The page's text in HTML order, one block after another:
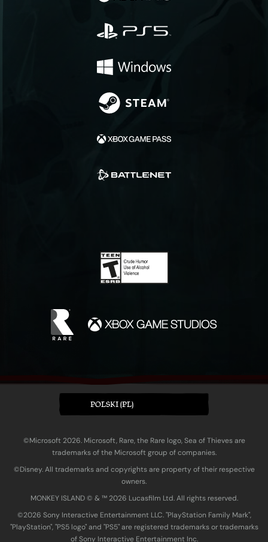
POLSKI (PL)
©Microsoft 2026. Microsoft, Rare, the Rare logo, Sea of Thieves are
trademarks of the Microsoft group of companies.
©Disney. All trademarks and copyrights are property of their respective
owners.
MONKEY ISLAND © & ™ 20‍26 Lucasfilm Ltd. All rights reserved.
©2026 Sony Interactive Entertainment LLC. "PlayStation Family Mark",
"PlayStation", "PS5 logo" and "PS5" are registered trademarks or trademarks
of Sony Interactive Entertainment Inc.